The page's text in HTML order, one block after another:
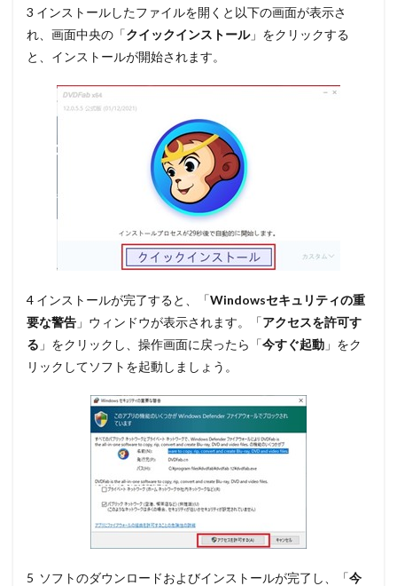
3 インストールしたファイルを開くと以下の画面が表示さ
れ、画面中央の 「クイックインストール」 をクリックする
と、インストールが開始されます。
4 インストールが完了すると、「Windowsセキュリティの重
要な警告 」ウィンドウが表示されます。 「アクセスを許可す
る 」 をクリックし、操作画面に戻ったら 「今すぐ起動 」 をク
リックしてソフトを起動しましょう。
5 ソフトのダウンロードおよびインストールが完了し、「今